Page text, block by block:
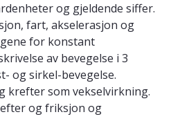
og gjeldende siffer.
fart, akselerasjon og
for konstant
av bevegelse i 3
og sirkel-bevegelse.
krefter som vekselvirkning.
og friksjon og